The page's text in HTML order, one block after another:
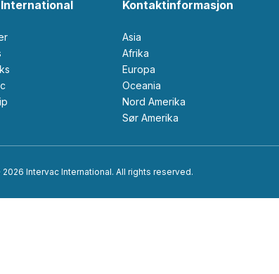
Kontaktinformasjon
Asia
Afrika
Europa
Oceania
Nord Amerika
Sør Amerika
Intervac International. All rights reserved.